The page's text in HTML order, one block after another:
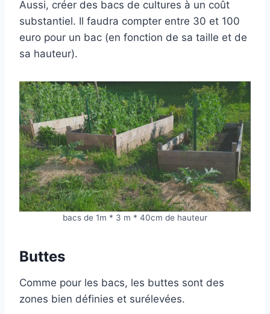
Aussi, créer des bacs de cultures à un coût
substantiel. Il faudra compter entre 30 et 100
euro pour un bac (en fonction de sa taille et de
sa hauteur).
bacs de 1m * 3 m * 40cm de hauteur
Buttes
Comme pour les bacs, les buttes sont des
zones bien définies et surélevées.